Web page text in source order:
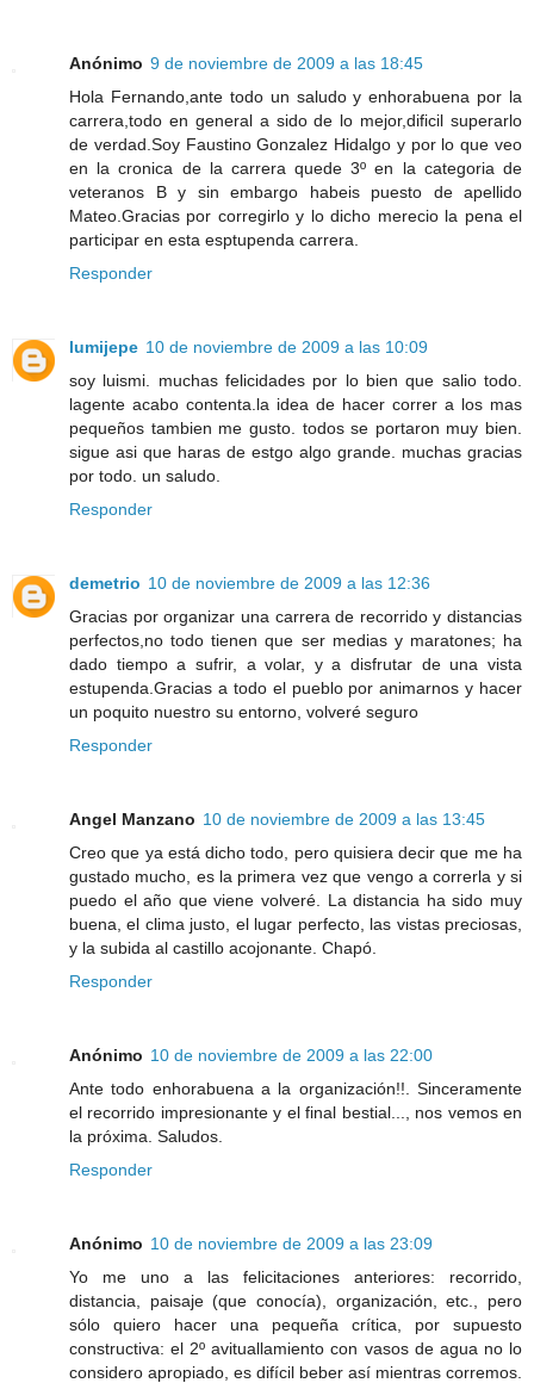
Anónimo 9 de noviembre de 2009 a las 18:45
Hola Fernando,ante todo un saludo y enhorabuena por la
carrera,todo en general a sido de lo mejor,dificil superarlo
de verdad.Soy Faustino Gonzalez Hidalgo y por lo que veo
en la cronica de la carrera quede 3º en la categoria de
veteranos B y sin embargo habeis puesto de apellido
Mateo.Gracias por corregirlo y lo dicho merecio la pena el
participar en esta esptupenda carrera.
Responder
lumijepe 10 de noviembre de 2009 a las 10:09
soy luismi. muchas felicidades por lo bien que salio todo.
lagente acabo contenta.la idea de hacer correr a los mas
pequeños tambien me gusto. todos se portaron muy bien.
sigue asi que haras de estgo algo grande. muchas gracias
por todo. un saludo.
Responder
demetrio 10 de noviembre de 2009 a las 12:36
Gracias por organizar una carrera de recorrido y distancias
perfectos,no todo tienen que ser medias y maratones; ha
dado tiempo a sufrir, a volar, y a disfrutar de una vista
estupenda.Gracias a todo el pueblo por animarnos y hacer
un poquito nuestro su entorno, volveré seguro
Responder
Angel Manzano 10 de noviembre de 2009 a las 13:45
Creo que ya está dicho todo, pero quisiera decir que me ha
gustado mucho, es la primera vez que vengo a correrla y si
puedo el año que viene volveré. La distancia ha sido muy
buena, el clima justo, el lugar perfecto, las vistas preciosas,
y la subida al castillo acojonante. Chapó.
Responder
Anónimo 10 de noviembre de 2009 a las 22:00
Ante todo enhorabuena a la organización!!. Sinceramente
el recorrido impresionante y el final bestial..., nos vemos en
la próxima. Saludos.
Responder
Anónimo 10 de noviembre de 2009 a las 23:09
Yo me uno a las felicitaciones anteriores: recorrido,
distancia, paisaje (que conocía), organización, etc., pero
sólo quiero hacer una pequeña crítica, por supuesto
constructiva: el 2º avituallamiento con vasos de agua no lo
considero apropiado, es difícil beber así mientras corremos.